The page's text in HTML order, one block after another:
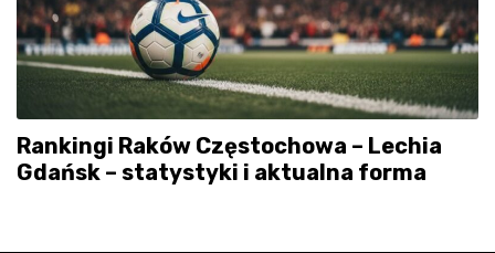
Rankingi Raków Częstochowa – Lechia
Gdańsk – statystyki i aktualna forma